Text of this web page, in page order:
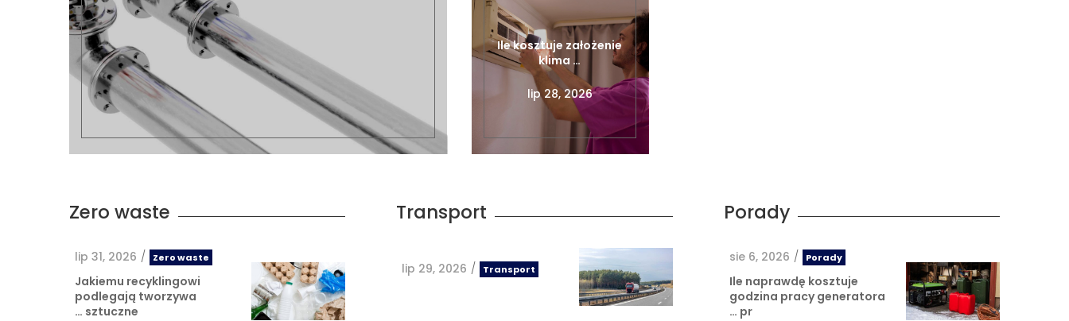
Ile kosztuje założenie
klima …
lip 28, 2026
Zero waste
Zero waste
/
lip 31, 2026
Jakiemu recyklingowi
podlegają tworzywa
sztuczne …
Transport
Transport
/
lip 29, 2026
Porady
Porady
/
sie 6, 2026
Ile naprawdę kosztuje
godzina pracy generatora
pr …